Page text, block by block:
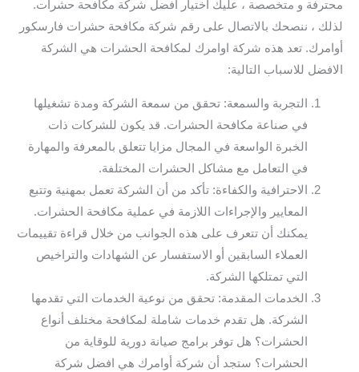
محترفة و متخصصة ، عليك اختيار افضل شركة مكافحة حشرات.
لذلك ، ننصحك بالاتصال على رقم شركة مكافحة حشرات فارسكور
أوامرك. تعد هذه شركة اوامرك لمكافحة الحشرات هي الشركة
الافضل للاسباب التالية:
التجربة والسمعة: تحقق من سمعة الشركة ومدة تشغيلها
في صناعة مكافحة الحشرات. قد يكون للشركات ذات
الخبرة الواسعة في المجال مزايا تتعلق بالمعرفة والمهارة
في التعامل مع مشاكل الحشرات المختلفة.
الاحترافية والكفاءة: تأكد من أن الشركة تعمل بمهنية وتتبع
المعايير والإجراءات اللازمة في عملية مكافحة الحشرات.
يمكنك أن تتعرف على هذه الجوانب من خلال قراءة تقييمات
العملاء السابقين أو الاستفسار عن الشهادات والتراخيص
التي تمتلكها الشركة.
الخدمات المقدمة: تحقق من نوعية الخدمات التي تقدمها
الشركة. هل تقدم خدمات شاملة لمكافحة مختلف أنواع
الحشرات؟ هل توفر برامج صيانة دورية للوقاية من
الحشرات؟ ستجد أن شركة أوامرك هي افضل شركة